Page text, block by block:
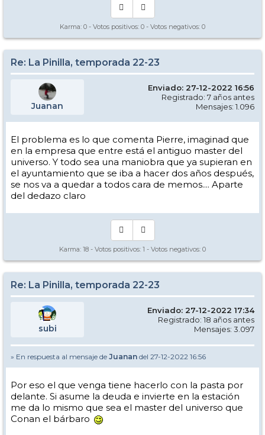
Karma: 0 - Votos positivos: 0 - Votos negativos: 0
Re: La Pinilla, temporada 22-23
Juanan
Enviado: 27-12-2022 16:56
Registrado: 7 años antes
Mensajes: 1.096
El problema es lo que comenta Pierre, imaginad que
en la empresa que entre está el antiguo master del
universo. Y todo sea una maniobra que ya supieran en
el ayuntamiento que se iba a hacer dos años después,
se nos va a quedar a todos cara de memos.... Aparte
del dedazo claro
Karma: 18 - Votos positivos: 1 - Votos negativos: 0
Re: La Pinilla, temporada 22-23
subi
Enviado: 27-12-2022 17:34
Registrado: 18 años antes
Mensajes: 3.097
» En respuesta al mensaje de Juanan del 27-12-2022 16:56
Por eso el que venga tiene hacerlo con la pasta por
delante. Si asume la deuda e invierte en la estación
me da lo mismo que sea el master del universo que
Conan el bárbaro